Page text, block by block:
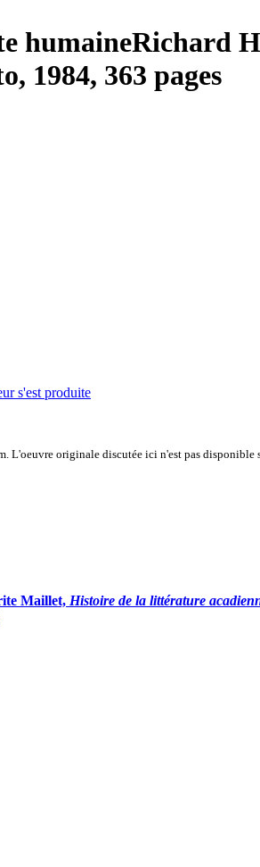
humaineRichard
1984, 363 pages
s'est produite
L'oeuvre originale discutée ici n'est pas disponible
Maillet, Histoire de la littérature